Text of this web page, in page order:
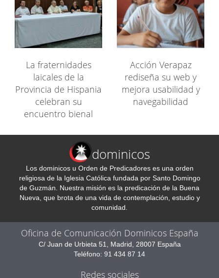
La fraternidades
laicales de la
Provincia de Hispania
celebran su
encuentro bienal
Acción Verapaz
rediseña su web y
mejora usabilidad y
navegabilidad
dominicos
Los dominicos u Orden de Predicadores es una orden
religiosa de la Iglesia Católica fundada por Santo Domingo
de Guzmán. Nuestra misión es la predicación de la Buena
Nueva, que brota de una vida de contemplación, estudio y
comunidad.
Oficina de Comunicación Dominicos España
C/ Juan de Urbieta 51, Madrid, 28007 España
Teléfono: 91 434 87 14
Redes sociales